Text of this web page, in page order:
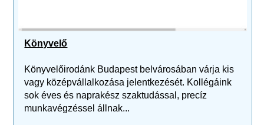
Könyvelő
Könyvelőirodánk Budapest belvárosában várja kis
vagy középvállalkozása jelentkezését. Kollégáink
sok éves és naprakész szaktudással, precíz
munkavégzéssel állnak...